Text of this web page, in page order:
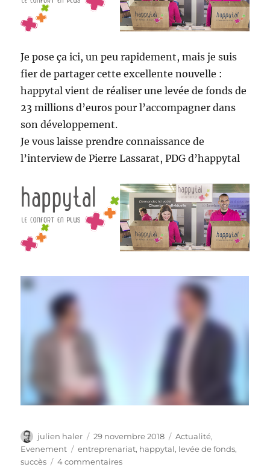
Je pose ça ici, un peu rapidement, mais je suis
fier de partager cette excellente nouvelle :
happytal vient de réaliser une levée de fonds de
23 millions d’euros pour l’accompagner dans
son développement.
Je vous laisse prendre connaissance de
l’interview de Pierre Lassarat, PDG d’happytal
Auteur
julien haler
Publié
le
29 novembre 2018 Catégories
Actualité,
Evenement
Étiquettes
entreprenariat, happytal, levée de fonds,
succès
4 commentairessur